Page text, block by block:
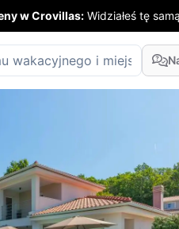
w Crovillas: Widziałeś tę